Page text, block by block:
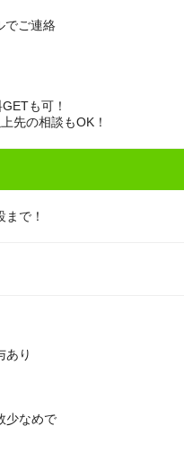
でご連絡
も可！
先の相談もOK！
で！
り
なめで